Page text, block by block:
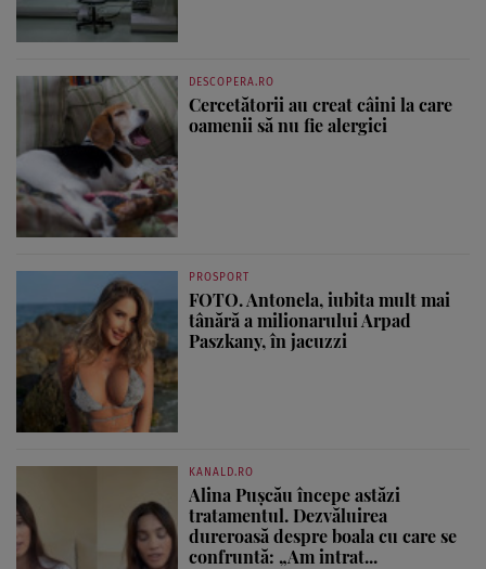
DESCOPERA.RO
Cercetătorii au creat câini la care
oamenii să nu fie alergici
PROSPORT
FOTO. Antonela, iubita mult mai
tânără a milionarului Arpad
Paszkany, în jacuzzi
KANALD.RO
Alina Pușcău începe astăzi
tratamentul. Dezvăluirea
dureroasă despre boala cu care se
confruntă: „Am intrat...